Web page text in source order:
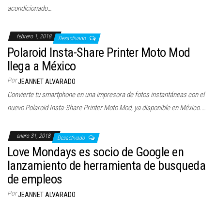
acondicionado…
febrero 1, 2018 Desactivado
Polaroid Insta-Share Printer Moto Mod
llega a México
PorJEANNET ALVARADO
Convierte tu smartphone en una impresora de fotos instantáneas con el
nuevo Polaroid Insta-Share Printer Moto Mod, ya disponible en México.…
enero 31, 2018 Desactivado
Love Mondays es socio de Google en
lanzamiento de herramienta de busqueda
de empleos
PorJEANNET ALVARADO